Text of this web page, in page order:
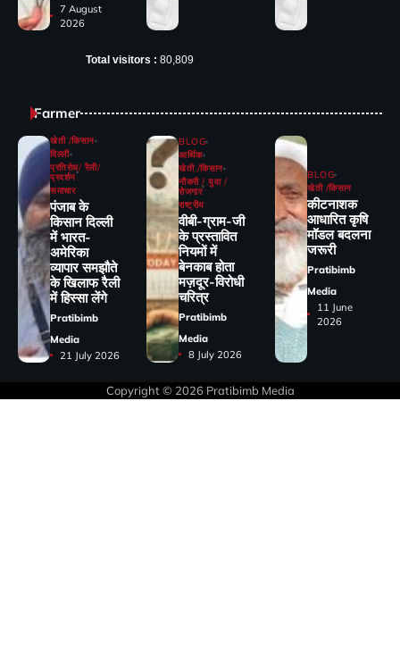
7 August
2026
Total visitors : 80,809
Farmer
खेती /किसान
दिल्ली
प्रतिरोध/ रैली/
प्रदर्शन
समाचार
पंजाब के
किसान दिल्ली
में भारत-
अमेरिका
व्यापार समझौते
के खिलाफ रैली
में हिस्सा लेंगे
Pratibimb
Media
21 July 2026
BLOG
आर्थिक
खेती /किसान
नौकरी / युवा /
रोजगार
राष्ट्रीय
वीबी-ग्राम-जी
के प्रस्तावित
नियमों में
बेनकाब होता
मज़दूर-विरोधी
चरित्र
Pratibimb
Media
8 July 2026
BLOG
खेती /किसान
कीटनाशक
आधारित कृषि
मॉडल बदलना
जरूरी
Pratibimb
Media
11 June
2026
Copyright © 2026 Pratibimb Media